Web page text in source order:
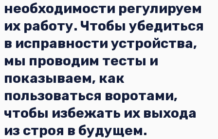
необходимости регулируем
их работу. Чтобы убедиться
в исправности устройства,
мы проводим тесты и
показываем, как
пользоваться воротами,
чтобы избежать их выхода
из строя в будущем.